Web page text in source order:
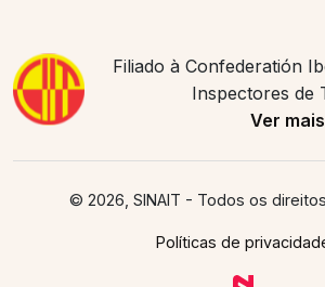
Filiado à Confederatión
Inspectores de
Ver mais
© 2026, SINAIT - Todos os
Políticas de